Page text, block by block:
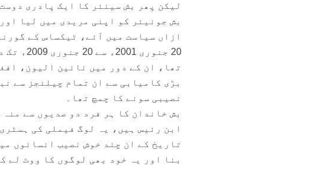
لیکن پھر بش سینئر کا ایک پادری دوست
بش جونیئر کو اپنی مریدی میں لیا
20
تھا، ان کے دور میں نائین الیون،
بڑی کامیابی سے ان تمام چیلنجز سے
نصیبی سونے کا چمچ تھا۔
بش خاندان کا ہر فرد دو صدیوں سے
ابن رئیس ہیں، یہ لوگ فیملی کی
تاریخ کے ان چند خوش نصیب انسانوں
بنا اور یہ خود بھی لوگوں کا ووٹ لے